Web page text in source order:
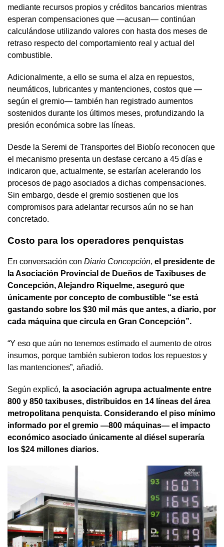
mediante recursos propios y créditos bancarios mientras
esperan compensaciones que —acusan— continúan
calculándose utilizando valores con hasta dos meses de
retraso respecto del comportamiento real y actual del
combustible.
Adicionalmente, a ello se suma el alza en repuestos,
neumáticos, lubricantes y mantenciones, costos que —
según el gremio— también han registrado aumentos
sostenidos durante los últimos meses, profundizando la
presión económica sobre las líneas.
Desde la Seremi de Transportes del Biobío reconocen que
el mecanismo presenta un desfase cercano a 45 días e
indicaron que, actualmente, se estarían acelerando los
procesos de pago asociados a dichas compensaciones.
Sin embargo, desde el gremio sostienen que los
compromisos para adelantar recursos aún no se han
concretado.
Costo para los operadores penquistas
En conversación con Diario Concepción, el presidente de
la Asociación Provincial de Dueños de Taxibuses de
Concepción, Alejandro Riquelme, aseguró que
únicamente por concepto de combustible “se está
gastando sobre los $30 mil más que antes, a diario, por
cada máquina que circula en Gran Concepción”.
“Y eso que aún no tenemos estimado el aumento de otros
insumos, porque también subieron todos los repuestos y
las mantenciones”, añadió.
Según explicó, la asociación agrupa actualmente entre
800 y 850 taxibuses, distribuidos en 14 líneas del área
metropolitana penquista. Considerando el piso mínimo
informado por el gremio —800 máquinas— el impacto
económico asociado únicamente al diésel superaría
los $24 millones diarios.